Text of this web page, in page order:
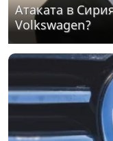
Атаката в
Volkswagen?